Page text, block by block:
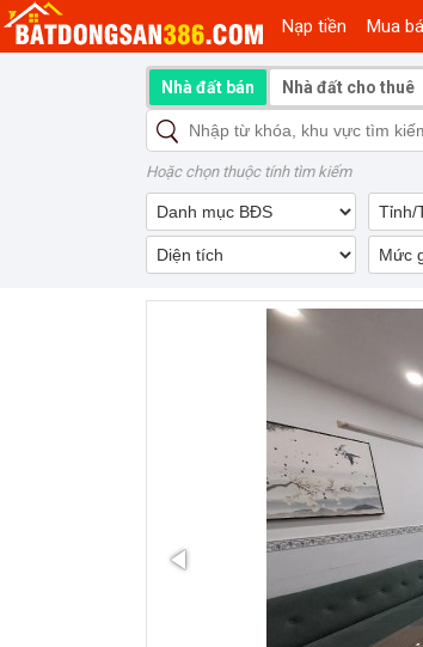
Nạp tiền Mua
Nhà đất bán Nhà đất cho thuê
Hoặc chọn thuộc tính tìm kiếm